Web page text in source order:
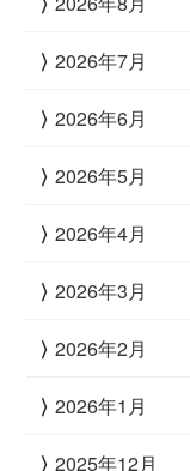
2026年7月
2026年6月
2026年5月
2026年4月
2026年3月
2026年2月
2026年1月
2025年12月